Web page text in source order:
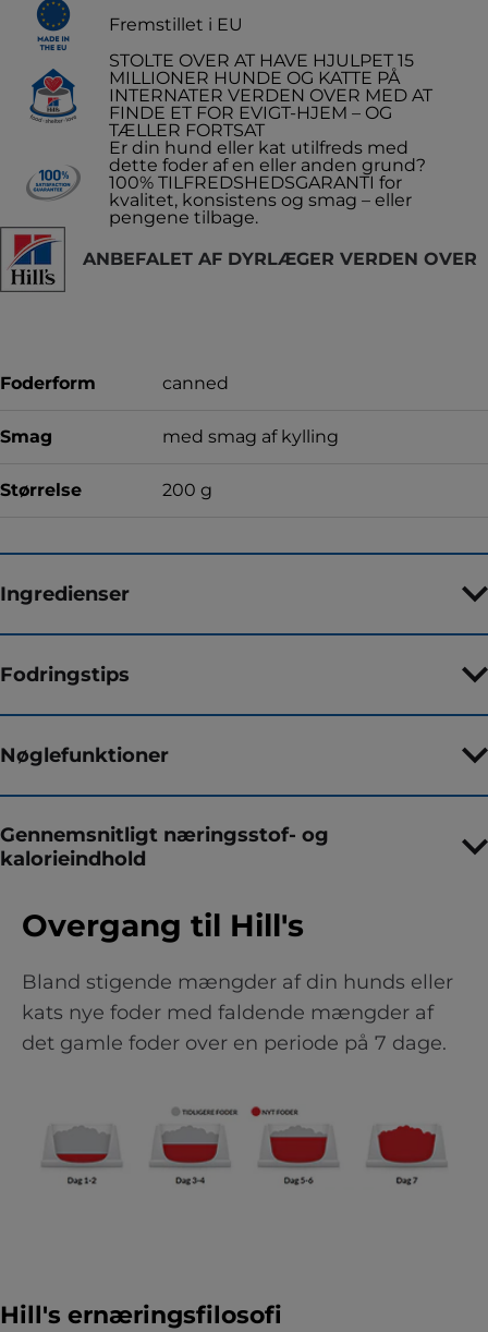
Fremstillet i EU
STOLTE OVER AT HAVE HJULPET 15
MILLIONER HUNDE OG KATTE PÅ
INTERNATER VERDEN OVER MED AT
FINDE ET FOR EVIGT-HJEM – OG
TÆLLER FORTSAT
Er din hund eller kat utilfreds med
dette foder af en eller anden grund?
100% TILFREDSHEDSGARANTI for
kvalitet, konsistens og smag – eller
pengene tilbage.
ANBEFALET AF DYRLÆGER VERDEN OVER
Foderform canned
Smag med smag af kylling
Størrelse 200 g
Ingredienser
Fodringstips
Nøglefunktioner
Gennemsnitligt næringsstof- og
kalorieindhold
Overgang til Hill's
Bland stigende mængder af din hunds eller
kats nye foder med faldende mængder af
det gamle foder over en periode på 7 dage.
Hill's ernæringsfilosofi